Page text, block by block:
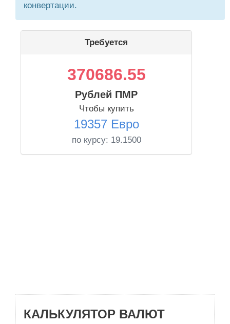
конвертации.
Требуется
370686.55
Рублей ПМР
Чтобы купить
19357 Евро
по курсу: 19.1500
КАЛЬКУЛЯТОР ВАЛЮТ